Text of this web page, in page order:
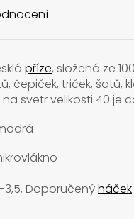
příze, složená ze
čepiček, triček, šatů,
svetr velikosti 40 je
3,5, Doporučenýháček